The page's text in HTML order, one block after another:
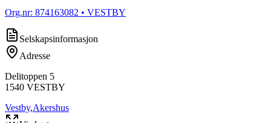
Org.nr: 874163082 • VESTBY
Selskapsinformasjon
Adresse
Delitoppen 5
1540 VESTBY
Vestby,Akershus